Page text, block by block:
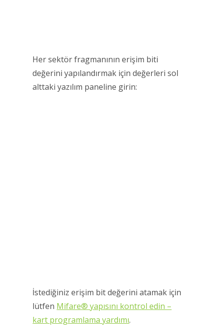
Her sektör fragmanının erişim biti
değerini yapılandırmak için değerleri sol
alttaki yazılım paneline girin:
İstediğiniz erişim bit değerini atamak için
lütfen Mifare® yapısını kontrol edin –
kart programlama yardımı.